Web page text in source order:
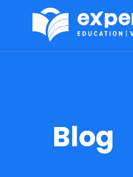
Blog